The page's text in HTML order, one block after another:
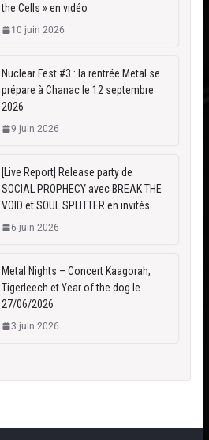
the Cells » en vidéo
10 juin 2026
Nuclear Fest #3 : la rentrée Metal se
prépare à Chanac le 12 septembre
2026
9 juin 2026
[Live Report] Release party de
SOCIAL PROPHECY avec BREAK THE
VOID et SOUL SPLITTER en invités
6 juin 2026
Metal Nights – Concert Kaagorah,
Tigerleech et Year of the dog le
27/06/2026
3 juin 2026